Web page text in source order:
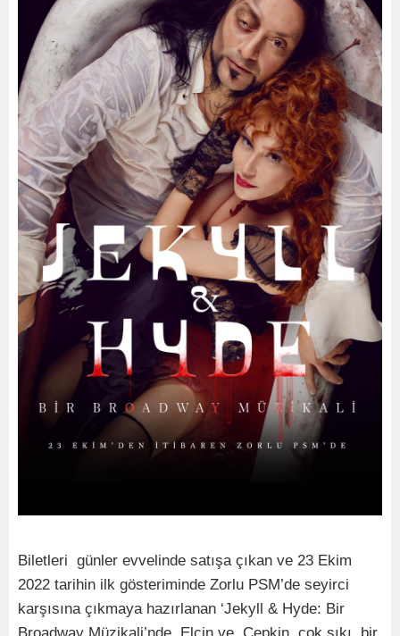
Biletleri günler evvelinde satışa çıkan ve 23 Ekim
2022 tarihin ilk gösteriminde Zorlu PSM’de seyirci
karşısına çıkmaya hazırlanan ‘Jekyll & Hyde: Bir